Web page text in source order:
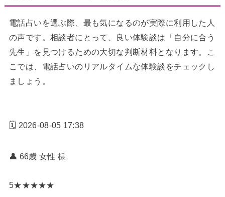
電話占いを選ぶ際、最も気になるのが実際に利用した人
の声です。相談者にとって、良い体験談は「自分に合う
先生」を見つけるための大切な判断材料となります。こ
こでは、電話占いのリアルタイムな体験談をチェックし
ましょう。
🗓️ 2026-08-05 17:38
👤 66歳 女性 様
5★★★★★